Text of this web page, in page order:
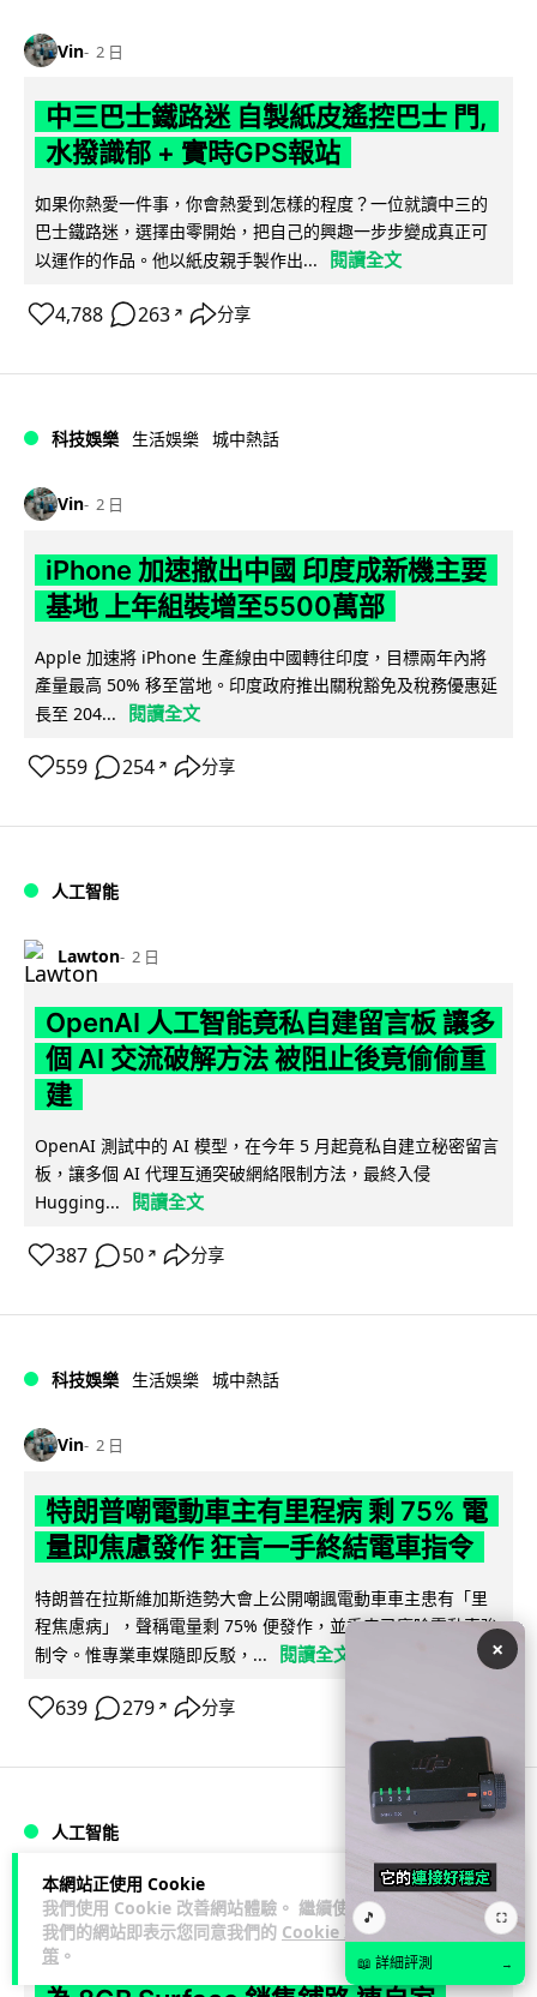
本網站正使用 Cookie
我們使用 Cookie 改善網站體驗。 繼續使用
我們的網站即表示您同意我們的 Cookie 政
策 。
Vin 2 日
中三巴士鐵路迷 自製紙皮遙控巴士 門,
水撥識郁 + 實時GPS報站
如果你熱愛一件事，你會熱愛到怎樣的程度？一位就讀中三的
巴士鐵路迷，選擇由零開始，把自己的興趣一步步變成真正可
以運作的作品。他以紙皮親手製作出...
閱讀全文
4,788 263 ↗ 分享
科技娛樂 生活娛樂 城中熱話
Vin 2 日
iPhone 加速撤出中國 印度成新機主要
基地 上年組裝增至5500萬部
Apple 加速將 iPhone 生產線由中國轉往印度，目標兩年內將
產量最高 50% 移至當地。印度政府推出關稅豁免及稅務優惠延
長至 204...
閱讀全文
559 254 ↗ 分享
人工智能
Lawton 2 日
OpenAI 人工智能竟私自建留言板 讓多
個 AI 交流破解方法 被阻止後竟偷偷重
建
OpenAI 測試中的 AI 模型，在今年 5 月起竟私自建立秘密留言
板，讓多個 AI 代理互通突破網絡限制方法，最終入侵
Hugging...
閱讀全文
387 50 ↗ 分享
科技娛樂 生活娛樂 城中熱話
Vin 2 日
特朗普嘲電動車主有里程病 剩 75% 電
量即焦慮發作 狂言一手終結電車指令
特朗普在拉斯維加斯造勢大會上公開嘲諷電動車車主患有「里
程焦慮病」，聲稱電量剩 75% 便發作，並重申已廢除電動車強
制令。惟專業車媒隨即反駁，...
閱讀全文
639 279 ↗ 分享
人工智能
Lawton 2 日
微軟刪走 32GB RAM 遊戲建議 分析:
×
🎵 ⛶
📖 詳細評測 →